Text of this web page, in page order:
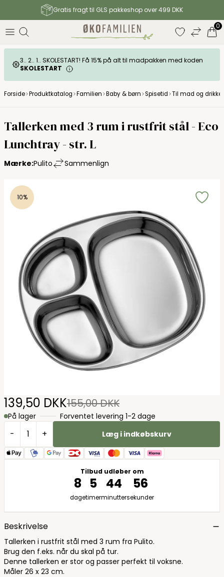
Gratis fragt til GLS pakkeshop over 499 DKK
0
3.. 2.. 1.. SKOLESTART! Få 15% på alt til madpakken med koden
SKOLESTART
Forside Produktkatalog Familien Baby & børn Spisetid Til mad og drikke
Tallerken med 3 rum i rustfrit stål - Eco
Lunchtray - str. L
Mærke:Pulito Sammenlign
10%
139,50 DKK155,00 DKK
På lager Forventet levering 1-2 dage
- + Læg i indkøbskurv
Tilbud udløber om
8
dage
5
timer
44
minutter
55
sekunder
Beskrivelse
Tallerken i rustfrit stål med 3 rum fra Pulito.
Brug den f.eks. når du skal på tur.
Denne tallerken er stor og passer perfekt til voksne.
Måler 26 x 23 cm.